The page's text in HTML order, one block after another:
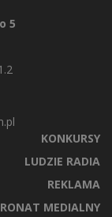
5
KONKURSY
LUDZIE RADIA
REKLAMA
MEDIALNY